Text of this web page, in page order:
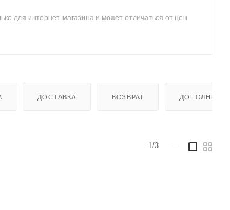
для интернет-магазина и может отличаться от цен
ДОСТАВКА ВОЗВРАТ
1/3